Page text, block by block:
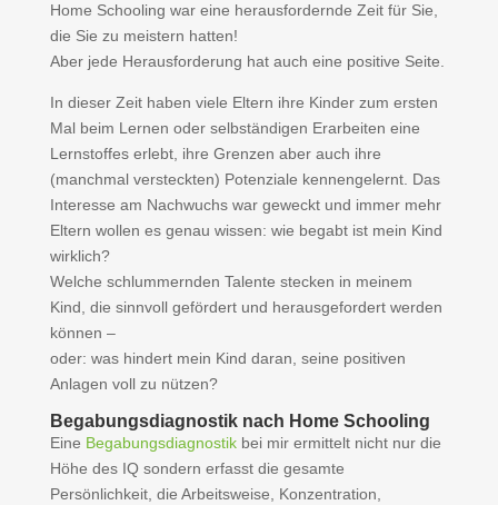
Home Schooling war eine herausfordernde Zeit für Sie,
die Sie zu meistern hatten!
Aber jede Herausforderung hat auch eine positive Seite.
In dieser Zeit haben viele Eltern ihre Kinder zum ersten
Mal beim Lernen oder selbständigen Erarbeiten eine
Lernstoffes erlebt, ihre Grenzen aber auch ihre
(manchmal versteckten) Potenziale kennengelernt. Das
Interesse am Nachwuchs war geweckt und immer mehr
Eltern wollen es genau wissen: wie begabt ist mein Kind
wirklich?
Welche schlummernden Talente stecken in meinem
Kind, die sinnvoll gefördert und herausgefordert werden
können –
oder: was hindert mein Kind daran, seine positiven
Anlagen voll zu nützen?
Begabungsdiagnostik nach Home Schooling
Eine Begabungsdiagnostikbei mir ermittelt nicht nur die
Höhe des IQ sondern erfasst die gesamte
Persönlichkeit, die Arbeitsweise, Konzentration,